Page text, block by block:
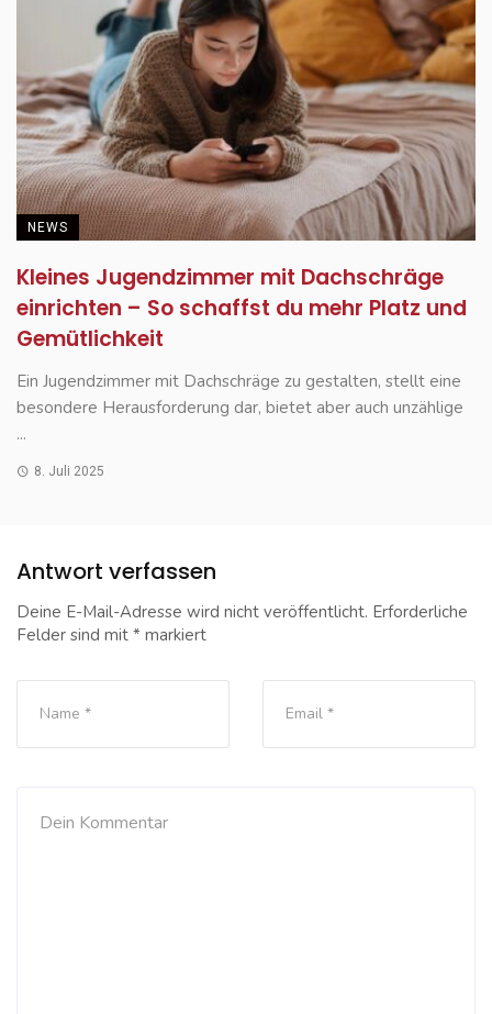
NEWS
Kleines Jugendzimmer mit Dachschräge
einrichten – So schaffst du mehr Platz und
Gemütlichkeit
Ein Jugendzimmer mit Dachschräge zu gestalten, stellt eine
besondere Herausforderung dar, bietet aber auch unzählige
...
8. Juli 2025
Antwort verfassen
Deine E-Mail-Adresse wird nicht veröffentlicht. Erforderliche
Felder sind mit * markiert